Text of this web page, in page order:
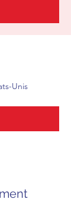
Unis